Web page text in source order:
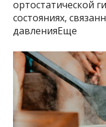
ортостатической
состояниях,
давленияЕще